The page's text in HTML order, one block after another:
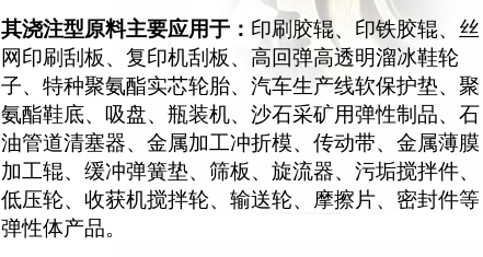
其浇注型原料主要应用于： 印刷胶辊、印铁胶辊、丝
网印刷刮板、复印机刮板、高回弹高透明溜冰鞋轮
子、特种聚氨酯实芯轮胎、汽车生产线软保护垫、聚
氨酯鞋底、吸盘、瓶装机、沙石采矿用弹性制品、石
油管道清塞器、金属加工冲折模、传动带、金属薄膜
加工辊、缓冲弹簧垫、筛板、旋流器、污垢搅拌件、
低压轮、收获机搅拌轮、输送轮、摩擦片、密封件等
弹性体产品。